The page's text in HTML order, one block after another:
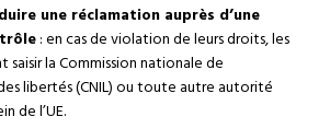
une réclamation auprès d’une
: en cas de violation de leurs droits, les
saisir la Commission nationale de
libertés (CNIL) ou toute autre autorité
de l’UE.